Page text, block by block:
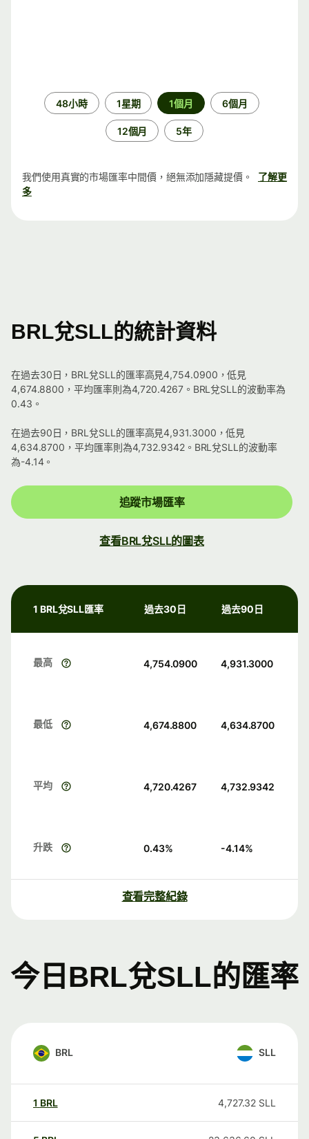
48小時 1星期 1個月 6個月
12個月 5年
我們使用真實的市場匯率中間價，絕無添加隱藏提價。
了解更
多
BRL兌SLL的統計資料
在過去30日，BRL兌SLL的匯率高見4,754.0900，低見
4,674.8800，平均匯率則為4,720.4267。BRL兌SLL的波動率為
0.43。
在過去90日，BRL兌SLL的匯率高見4,931.3000，低見
4,634.8700，平均匯率則為4,732.9342。BRL兌SLL的波動率
為-4.14。
追蹤市場匯率
查看BRL兌SLL的圖表
1 BRL兌SLL匯率 過去30日 過去90日
最高 4,754.0900 4,931.3000
最低 4,674.8800 4,634.8700
平均 4,720.4267 4,732.9342
升跌 0.43% -4.14%
查看完整紀錄
今日BRL兌SLL的匯率
BRL SLL
1 BRL 4,727.32 SLL